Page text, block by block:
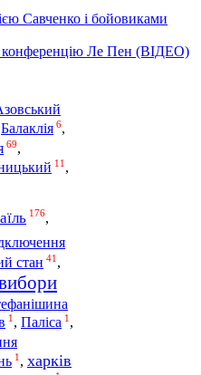
Савченко і бойовиками
конференцію Ле Пен (ВІДЕО)
Балаклія 6,
69,
11 ,
176,
стан 41 ,
1 , Паліса 1 ,
1 , харків